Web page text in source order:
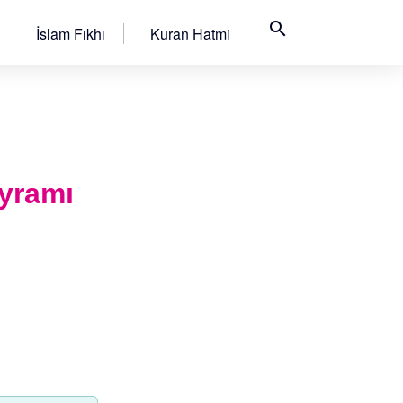
İslam Fıkhı Kuran Hatmi search